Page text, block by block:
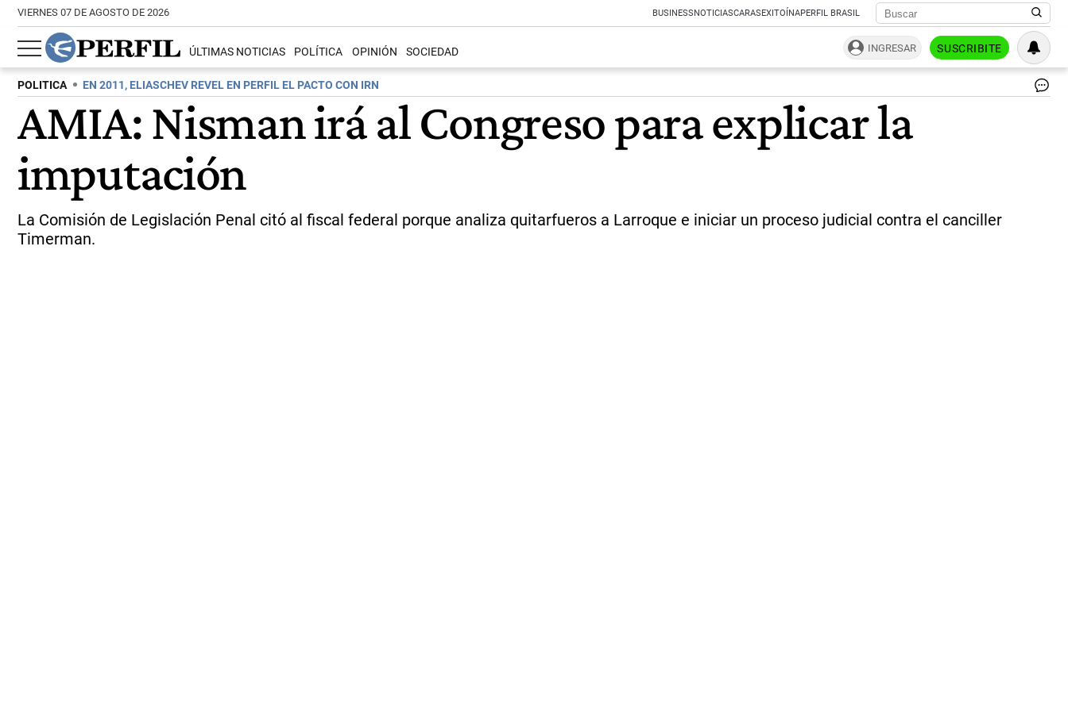
VIERNES 07 DE AGOSTO DE 2026 BUSINESSNOTICIASCARASEXITOÍNAPERFIL BRASIL
ÚLTIMAS NOTICIAS POLÍTICA OPINIÓN SOCIEDAD INGRESAR SUSCRIBITE
POLITICA EN 2011, ELIASCHEV REVEL EN PERFIL EL PACTO CON IRN
AMIA: Nisman irá al Congreso para explicar la
imputación
La Comisión de Legislación Penal citó al fiscal federal porque analiza quitarfueros a Larroque e iniciar un proceso judicial contra el canciller
Timerman.